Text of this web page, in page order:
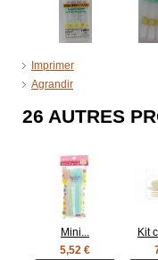
Imprimer
Agrandir
26 AUTRES
Mini...
5,52 €
Kit